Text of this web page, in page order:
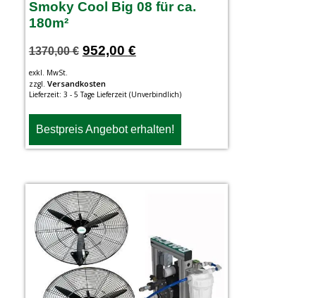
Smoky Cool Big 08 für ca.
180m²
1370,00€ 952,00 €
exkl. MwSt.
zzgl. Versandkosten
Lieferzeit: 3 - 5 Tage Lieferzeit (Unverbindlich)
Bestpreis Angebot erhalten!